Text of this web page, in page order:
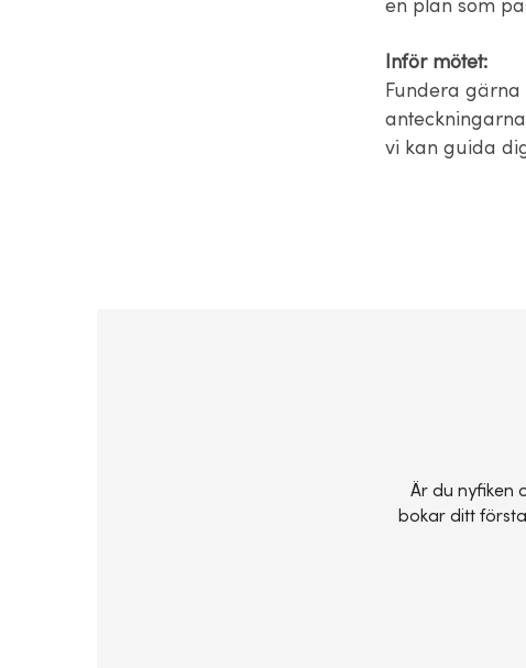
en plan som
Inför mötet:
Fundera
vi kan guida
Är du nyfiken
bokar ditt